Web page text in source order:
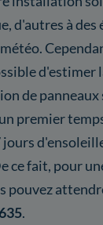
d'autres à des
d'estimer
de
premier
ce fait, pour
pouvez
.